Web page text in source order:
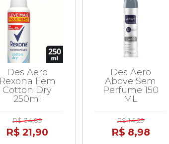
Des Aero
Fem
Cotton Dry
250ml
R$ 34,89
R$ 21,90
Des Aero
Above Sem
Perfume 150
ML
R$ 14,29
R$ 8,98